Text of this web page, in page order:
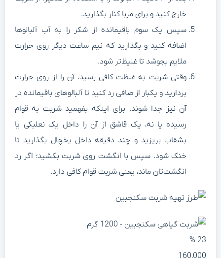
خارج کنید و برای مربا کنار بگذارید.
سپس یک سوم باقیمانده از شکر را به آب آلبالوها
اضافه کنید و بگذارید که نیم ساعت دیگر روی حرارت
ملایم بجوشد تا غلیظ‌تر شود.
وقتی شربت به غلظت کافی رسید، آن را از روی حرارت
بردارید و یکبار از صافی رد کنید تا آلبالوهای باقیمانده در
آن نیز جدا شوند. برای اینکه بفهمید شربت به قوام
رسیده یا نه، یک قاشق از آن را داخل یک نعلبکی یا
بشقاب بریزید و چند دقیقه داخل یخچال بگذارید تا
خنک شود. سپس با انگشت روی شربت بکشید؛ اگر رد
انگشت‌تان ماند، یعنی شربت قوام کافی دارد.